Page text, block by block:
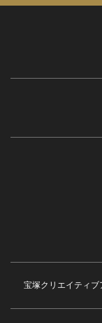
宝塚クリエイティブ